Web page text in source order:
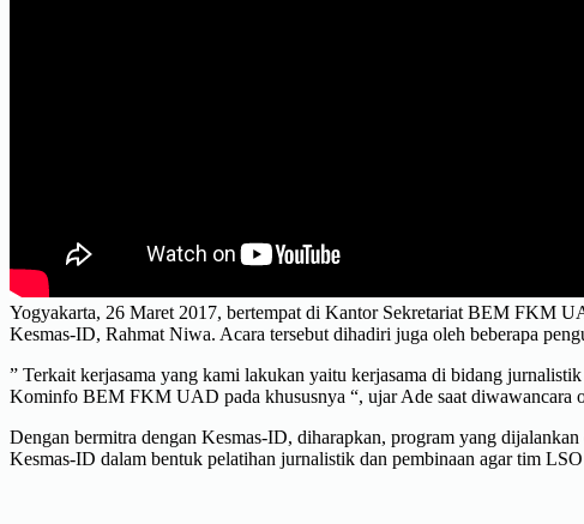
Yogyakarta, 26 Maret 2017, bertempat di Kantor Sekretariat BEM FKM
Kesmas-ID, Rahmat Niwa. Acara tersebut dihadiri juga oleh beberapa
” Terkait kerjasama yang kami lakukan yaitu kerjasama di bidang
Kominfo BEM FKM UAD pada khususnya “, ujar Ade saat diwawancara
Dengan bermitra dengan Kesmas-ID, diharapkan, program yang
Kesmas-ID dalam bentuk pelatihan jurnalistik dan pembinaan agar tim